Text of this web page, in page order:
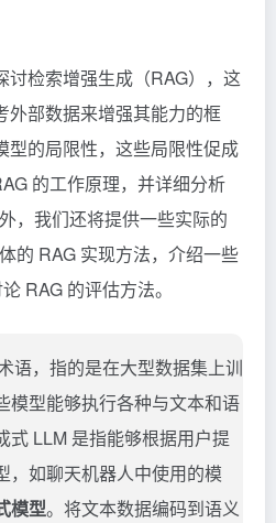
讨检索增强生成（RAG），这
外部数据来增强其能力的框
型的局限性，这些局限性促成
的工作原理，并详细分析
，我们还将提供一些实际的
的 RAG 实现方法，介绍一些
RAG 的评估方法。
语，指的是在大型数据集上训
模型能够执行各种与文本和语
式 LLM 是指能够根据用户提
，如聊天机器人中使用的模
模型。将文本数据编码到语义